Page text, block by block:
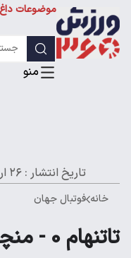
موضوعات داغ
تاریخ انتشار : ۲۶ اردیبهشت ۱۴۰۳ - ۰۸:۲۴
خانه فوتبال جهان